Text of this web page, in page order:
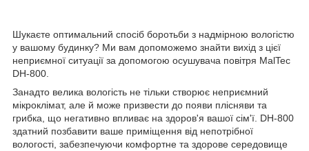
Шукаєте оптимальний спосіб боротьби з надмірною вологістю
у вашому будинку? Ми вам допоможемо знайти вихід з цієї
неприємної ситуації за допомогою осушувача повітря MalTec
DH-800.
Занадто велика вологість не тільки створює неприємний
мікроклімат, але й може призвести до появи плісняви та
грибка, що негативно впливає на здоров'я вашої сім'ї. DH-800
здатний позбавити ваше приміщення від непотрібної
вологості, забезпечуючи комфортне та здорове середовище